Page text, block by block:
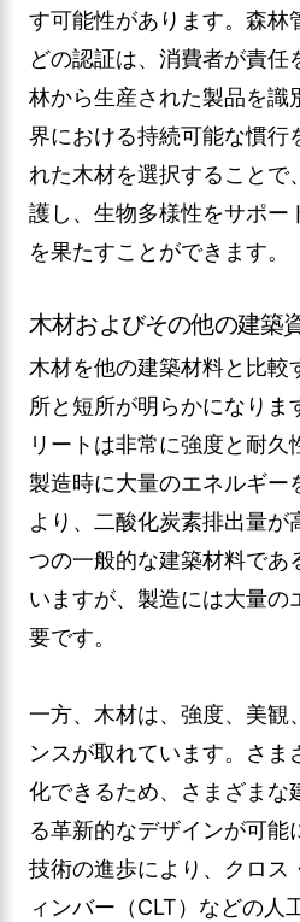
す可能性があります。森林
どの認証は、消費者が責任
林から生産された製品を識
界における持続可能な慣行
れた木材を選択することで
護し、生物多様性をサポー
を果たすことができます。
木材およびその他の建築
木材を他の建築材料と比較
所と短所が明らかになりま
リートは非常に強度と耐久
製造時に大量のエネルギー
より、二酸化炭素排出量が
つの一般的な建築材料であ
いますが、製造には大量の
要です。
一方、木材は、強度、美観
ンスが取れています。さま
化できるため、さまざまな
る革新的なデザインが可能
技術の進歩により、クロス
ィンバー（CLT）などの人